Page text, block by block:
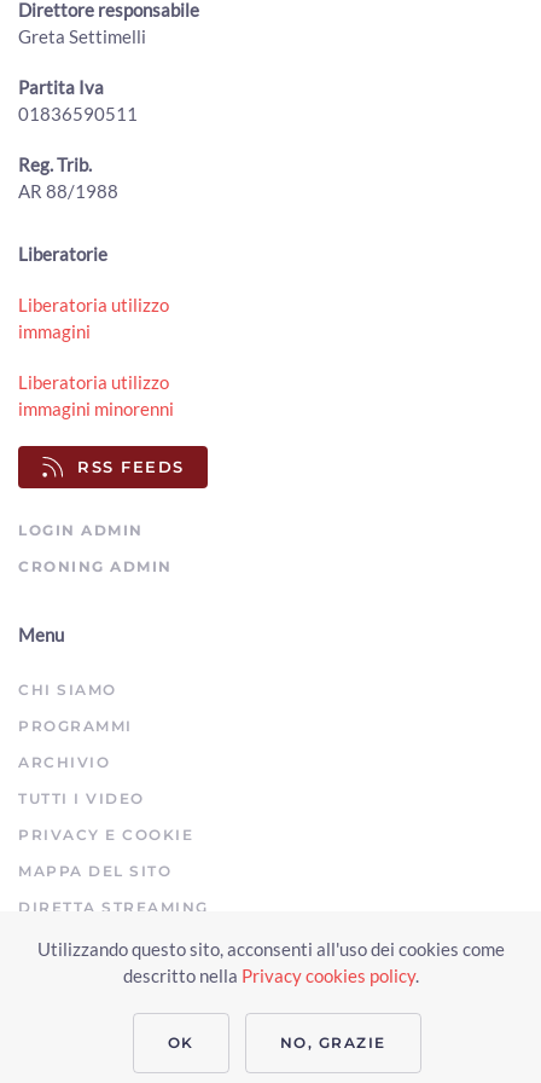
00:02:06 - Venerdì, 31 Luglio 2026
ArezzoTV
giovani avvocati ai detenuti contro il caldo
50 milioni di tasse non riscosse, il comune di Arezzo punta
ArezzoTV
interrogazioni in consiglio comunale
00:03:39 - Giovedì, 30 Luglio 2026
ArezzoTV
Direttore responsabile
Greta Settimelli
Partita Iva
01836590511
Reg. Trib.
AR 88/1988
Liberatorie
Liberatoria utilizzo
immagini
Liberatoria utilizzo
immagini minorenni
RSS FEEDS
LOGIN ADMIN
CRONING ADMIN
Menu
CHI SIAMO
PROGRAMMI
ARCHIVIO
TUTTI I VIDEO
PRIVACY E COOKIE
MAPPA DEL SITO
DIRETTA STREAMING
Copyright © 2023 Arezzo TV. Tutti i diritti riservati.
drone
applicativo video yutub 2023 by clickandfly
Utilizzando questo sito, acconsenti all'uso dei cookies come
descritto nella Privacy cookies policy.
OK NO, GRAZIE